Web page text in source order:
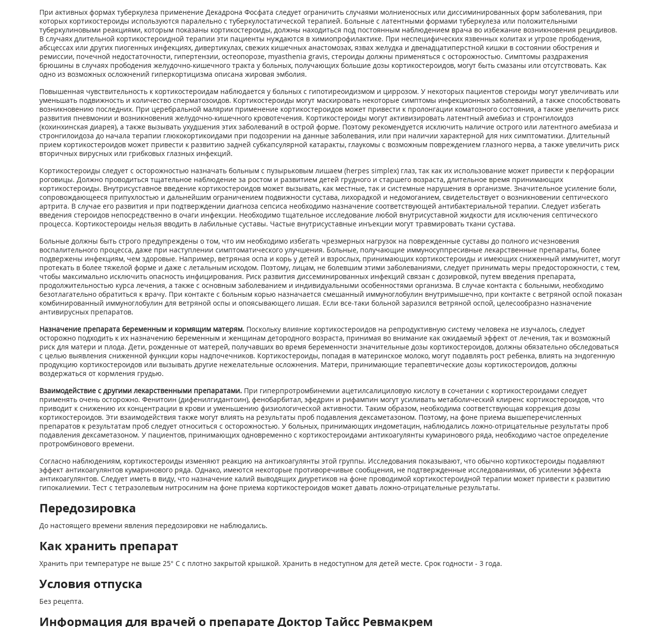
При активных формах туберкулеза применение Декадрона Фосфата следует ограничить случаями молниеносных или диссиминированных форм заболевания, при
которых кортикостероиды используются паралельно с туберкулостатической терапией. Больные с латентными формами туберкулеза или положительными
туберкулиновыми реакциями, которым показаны кортикостероиды, должны находиться под постоянным наблюдением врача во избежание возникновения рецидивов.
В случаях длительной кортикостероидной терапии эти пациенты нуждаются в химиопрофилактике. При неспецифических язвенных колитах и угрозе прободения,
абсцессах или других пиогенных инфекциях, дивертикулах, свежих кишечных анастомозах, язвах желудка и двенадцатиперстной кишки в состоянии обострения и
ремиссии, почечной недостаточности, гипертензии, остеопорозе, myasthenia gravis, стероиды должны применяться с осторожностью. Симптомы раздражения
брюшины в случаях прободения желудочно-кишечного тракта у больных, получающих большие дозы кортикостероидов, могут быть смазаны или отсутствовать. Как
одно из возможных осложнений гиперкортицизма описана жировая эмболия.
Повышенная чувствительность к кортикостероидам наблюдается у больных с гипотиреоидизмом и циррозом. У некоторых пациентов стероиды могут увеличивать или
уменьшать подвижность и количество сперматозоидов. Кортикостероиды могут маскировать некоторые симптомы инфекционных заболеваний, а также способствовать
возникновению последних. При церебральной малярии применение кортикостероидов может привести к пролонгации коматозного состояния, а также увеличить риск
развития пневмонии и возникновения желудочно-кишечного кровотечения. Кортикостероиды могут активизировать латентный амебиаз и стронгилоидоз
(кохинхинская диарея), а также вызывать ухудшения этих заболеваний в острой форме. Поэтому рекомендуется исключить наличие острого или латентного амебиаза и
стронгилоидоза до начала терапии глюкокортикоидами при подозрении на данные заболевания, или при наличии характерной для них симптоматики. Длительный
прием кортикостероидов может привести к развитию задней субкапсулярной катаракты, глаукомы с возможным повреждением глазного нерва, а также увеличить риск
вторичных вирусных или грибковых глазных инфекций.
Кортикостероиды следует с осторожностью назначать больным с пузырьковым лишаем (herpes simplex) глаз, так как их использование может привести к перфорации
роговицы. Должно проводиться тщательное наблюдение за ростом и развитием детей грудного и старшего возраста, длительное время принимающих
кортикостероиды. Внутрисуставное введение кортикостероидов может вызывать, как местные, так и системные нарушения в организме. Значительное усиление боли,
сопровождающееся припухлостью и дальнейшим ограничением подвижности сустава, лихорадкой и недомоганием, свидетельствует о возникновении септического
артрита. В случае его развития и при подтверждении диагноза сепсиса необходимо назначение соответствующей антибактериальной терапии. Следует избегать
введения стероидов непосредственно в очаги инфекции. Необходимо тщательное исследование любой внутрисуставной жидкости для исключения септического
процесса. Кортикостероиды нельзя вводить в лабильные суставы. Частые внутрисуставные инъекции могут травмировать ткани сустава.
Больные должны быть строго предупреждены о том, что им необходимо избегать чрезмерных нагрузок на поврежденные суставы до полного исчезновения
воспалительного процесса, даже при наступлении симптоматического улучшения. Больные, получающие иммуносуппресивные лекарственные препараты, более
подвержены инфекциям, чем здоровые. Например, ветряная оспа и корь у детей и взрослых, принимающих кортикостероиды и имеющих сниженный иммунитет, могут
протекать в более тяжелой форме и даже с летальным исходом. Поэтому, лицам, не болевшим этими заболеваниями, следует принимать меры предосторожности, с тем,
чтобы максимально исключить опасность инфицирования. Риск развития диссеминированных инфекций связан с дозировкой, путем введения препарата,
продолжительностью курса лечения, а также с основным заболеванием и индивидуальными особенностями организма. В случае контакта с больными, необходимо
безотлагательно обратиться к врачу. При контакте с больным корью назначается смешанный иммуноглобулин внутримышечно, при контакте с ветряной оспой показан
комбинированный иммуноглобулин для ветряной оспы и опоясывающего лишая. Если все-таки больной заразился ветряной оспой, целесообразно назначение
антивирусных препаратов.
Назначение препарата беременным и кормящим матерям.Поскольку влияние кортикостероидов на репродуктивную систему человека не изучалось, следует
осторожно подходить к их назначению беременным и женщинам детородного возраста, принимая во внимание как ожидаемый эффект от лечения, так и возможный
риск для матери и плода. Дети, рожденные от матерей, получавших во время беременности значительные дозы кортикостероидов, должны обязательно обследоваться
с целью выявления сниженной функции коры надпочечников. Кортикостероиды, попадая в материнское молоко, могут подавлять рост ребенка, влиять на эндогенную
продукцию кортикостероидов или вызывать другие нежелательные осложнения. Матери, принимающие терапевтические дозы кортикостероидов, должны
воздержаться от кормления грудью.
Взаимодействие с другими лекарственными препаратами.При гиперпротромбинемии ацетилсалициловую кислоту в сочетании с кортикостероидами следует
применять очень осторожно. Фенитоин (дифенилгидантоин), фенобарбитал, эфедрин и рифампин могут усиливать метаболический клиренс кортикостероидов, что
приводит к снижению их концентрации в крови и уменьшению физиологической активности. Таким образом, необходима соответствующая коррекция дозы
кортикостероидов. Эти взаимодействия также могут влиять на результаты проб подавления дексаметазоном. Поэтому, на фоне приема вышеперечисленных
препаратов к результатам проб следует относиться с осторожностью. У больных, принимающих индометацин, наблюдались ложно-отрицательные результаты проб
подавления дексаметазоном. У пациентов, принимающих одновременно с кортикостероидами антикоагулянты кумаринового ряда, необходимо частое определение
протромбинового времени.
Согласно наблюдениям, кортикостероиды изменяют реакцию на антикоагулянты этой группы. Исследования показывают, что обычно кортикостероиды подавляют
эффект антикоагулянтов кумаринового ряда. Однако, имеются некоторые противоречивые сообщения, не подтвержденные исследованиями, об усилении эффекта
антикоагулянтов. Следует иметь в виду, что назначение калий выводящих диуретиков на фоне проводимой кортикостероидной терапии может привести к развитию
гипокалиемии. Тест с тетразолевым нитросиним на фоне приема кортикостероидов может давать ложно-отрицательные результаты.
Передозировка
До настоящего времени явления передозировки не наблюдались.
Как хранить препарат
Хранить при температуре не выше 25° С с плотно закрытой крышкой. Хранить в недоступном для детей месте. Срок годности - 3 года.
Условия отпуска
Без рецепта.
Информация для врачей о препарате Доктор Тайсс Ревмакрем